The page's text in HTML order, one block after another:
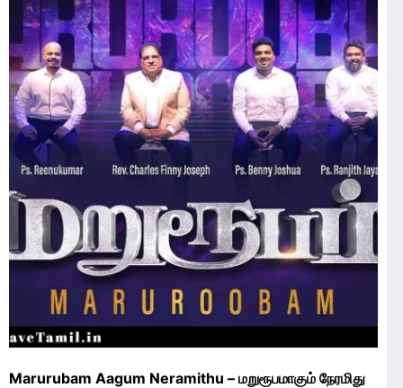
Marurubam Aagum Neramithu – மறுரூபமாகும் நேரமிது